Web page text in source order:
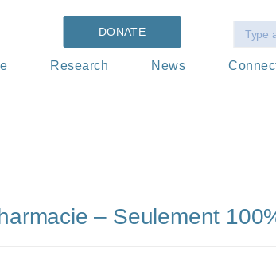
DONATE
Research News
– Seulement